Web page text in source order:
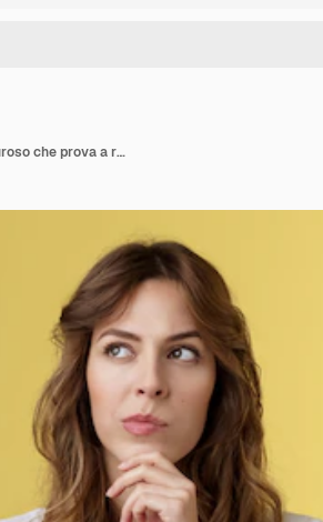
Libero professionista femminile creativo intelligente premuroso che prova a risolvere il puzzle facendo scelta ponderando decisione toccare il mento pensare distogliere lo sguardo pensiero concentrato profondo stare in piedi sfondo giallo